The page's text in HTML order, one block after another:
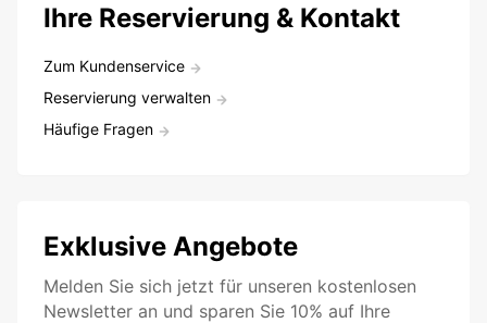
Ihre Reservierung & Kontakt
Zum Kundenservice
Reservierung verwalten
Häufige Fragen
Exklusive Angebote
Melden Sie sich jetzt für unseren kostenlosen
Newsletter an und sparen Sie 10% auf Ihre